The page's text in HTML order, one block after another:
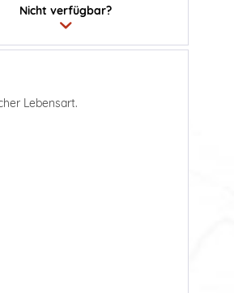
Nicht verfügbar?
Lebensart.